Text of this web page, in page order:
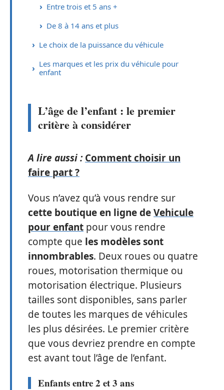
Entre trois et 5 ans +
De 8 à 14 ans et plus
Le choix de la puissance du véhicule
Les marques et les prix du véhicule pour
enfant
L’âge de l’enfant : le premier
critère à considérer
A lire aussi : Comment choisir un
faire part ?
Vous n’avez qu’à vous rendre sur
cette boutique en ligne deVehicule
pour enfant pour vous rendre
compte que les modèles sont
innombrables. Deux roues ou quatre
roues, motorisation thermique ou
motorisation électrique. Plusieurs
tailles sont disponibles, sans parler
de toutes les marques de véhicules
les plus désirées. Le premier critère
que vous devriez prendre en compte
est avant tout l’âge de l’enfant.
Enfants entre 2 et 3 ans